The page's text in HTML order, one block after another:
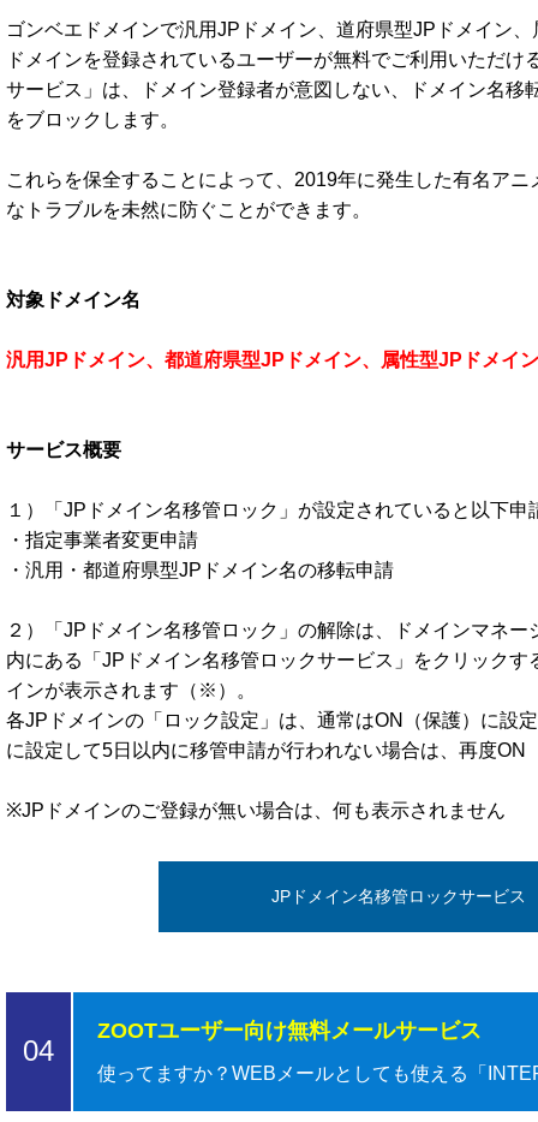
ゴンベエドメインで汎用JPドメイン、道府県型JPドメイン
ドメインを登録されているユーザーが無料でご利用いただけ
サービス」は、ドメイン登録者が意図しない、ドメイン名移
をブロックします。
これらを保全することによって、2019年に発生した有名ア
なトラブルを未然に防ぐことができます。
対象ドメイン名
汎用JPドメイン、都道府県型JPドメイン、属性型JPドメイ
サービス概要
１）「JPドメイン名移管ロック」が設定されていると以下申
・指定事業者変更申請
・汎用・都道府県型JPドメイン名の移転申請
２）「JPドメイン名移管ロック」の解除は、ドメインマネ
内にある「JPドメイン名移管ロックサービス」をクリック
インが表示されます（※）。
各JPドメインの「ロック設定」は、通常はON（保護）に設
に設定して5日以内に移管申請が行われない場合は、再度ON
※JPドメインのご登録が無い場合は、何も表示されません
JPドメイン名移管ロックサービス
04
ZOOTユーザー向け無料メールサービス
使ってますか？WEBメールとしても使える「